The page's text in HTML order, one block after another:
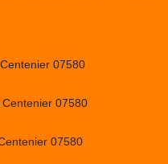
07580
07580
07580